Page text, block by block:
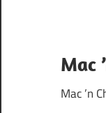
Mac
Mac ’n